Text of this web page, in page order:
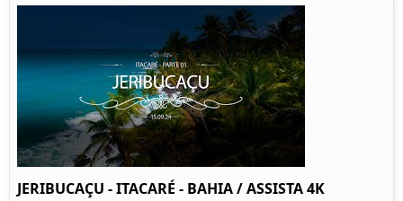
JERIBUCAÇU - ITACARÉ - BAHIA / ASSISTA 4K